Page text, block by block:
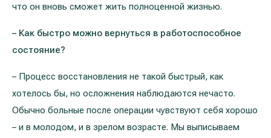
что он вновь сможет жить полноценной жизнью.
– Как быстро можно вернуться в работоспособное
состояние?
– Процесс восстановления не такой быстрый, как
хотелось бы, но осложнения наблюдаются нечасто.
Обычно больные после операции чувствуют себя хорошо
– и в молодом, и в зрелом возрасте. Мы выписываем